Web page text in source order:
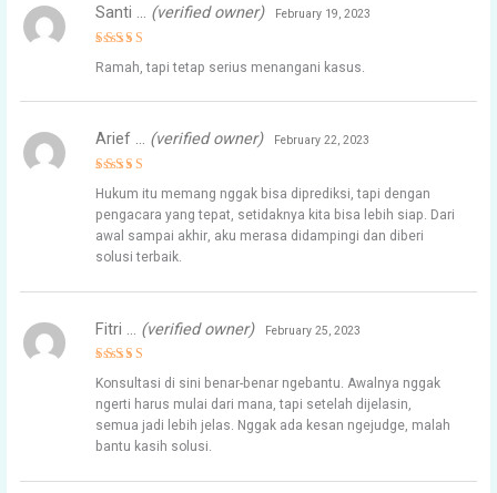
Rated
out of 5
Santi … (verified owner) February 19, 2023
Ramah, tapi tetap serius menangani kasus.
Rated
out of 5
Arief … (verified owner) February 22, 2023
Hukum itu memang nggak bisa diprediksi, tapi dengan
pengacara yang tepat, setidaknya kita bisa lebih siap. Dari
awal sampai akhir, aku merasa didampingi dan diberi
solusi terbaik.
Rated
out of 5
Fitri … (verified owner) February 25, 2023
Konsultasi di sini benar-benar ngebantu. Awalnya nggak
ngerti harus mulai dari mana, tapi setelah dijelasin,
semua jadi lebih jelas. Nggak ada kesan ngejudge, malah
bantu kasih solusi.